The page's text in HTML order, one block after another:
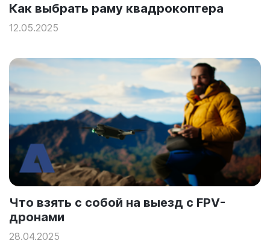
Как выбрать раму квадрокоптера
12.05.2025
Что взять с собой на выезд с FPV-
дронами
28.04.2025